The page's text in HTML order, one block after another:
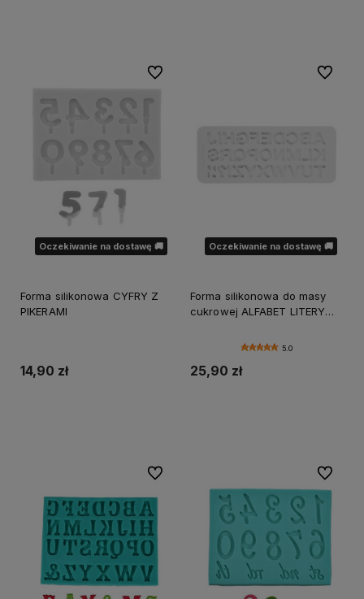
Oczekiwanie na dostawę 🚚
Forma silikonowa CYFRY Z
PIKERAMI
14,90 zł
Do ulubionych
Oczekiwanie na dostawę 🚚
Forma silikonowa do masy
cukrowej ALFABET LITERY
5.0
25,90 zł
Do
Do ulubionych Do